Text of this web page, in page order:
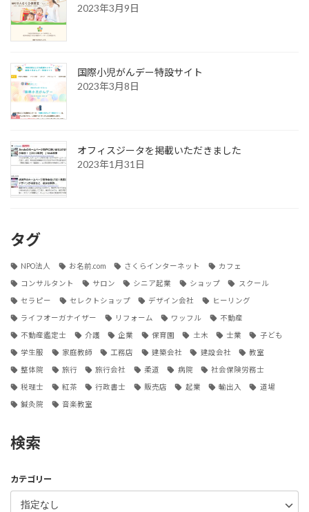
2023年3月9日
国際小児がんデー特設サイト
2023年3月8日
オフィスジータを掲載いただきました
2023年1月31日
タグ
NPO法人 お名前.com さくらインターネット カフェ
コンサルタント サロン シニア起業 ショップ スクール
セラピー セレクトショップ デザイン会社 ヒーリング
ライフオーガナイザー リフォーム ワッフル 不動産
不動産鑑定士 介護 企業 保育園 土木 士業 子ども
学生服 家庭教師 工務店 建築会社 建設会社 教室
整体院 旅行 旅行会社 柔道 病院 社会保険労務士
税理士 紅茶 行政書士 販売店 起業 輸出入 道場
鍼灸院 音楽教室
検索
カテゴリー